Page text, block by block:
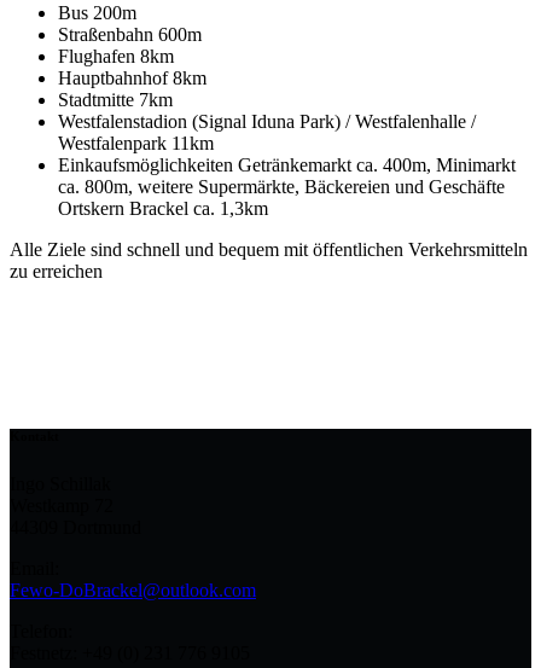
Bus 200m
Straßenbahn 600m
Flughafen 8km
Hauptbahnhof 8km
Stadtmitte 7km
Westfalenstadion (Signal Iduna Park) / Westfalenhalle /
Westfalenpark 11km
Einkaufsmöglichkeiten Getränkemarkt ca. 400m, Minimarkt
ca. 800m, weitere Supermärkte, Bäckereien und Geschäfte
Ortskern Brackel ca. 1,3km
Alle Ziele sind schnell und bequem mit öffentlichen Verkehrsmitteln
zu erreichen
Fewo-DoBrackel@outlook.com